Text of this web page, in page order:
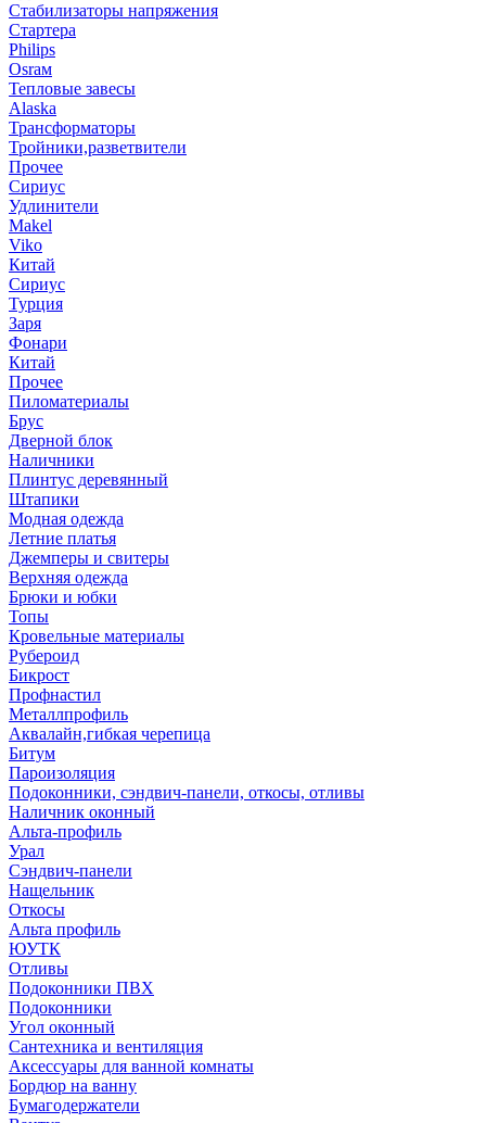
Стабилизаторы напряжения
Стартера
Philips
Оsrам
Тепловые завесы
Alaska
Трансформаторы
Тройники,разветвители
Прочее
Сириус
Удлинители
Makel
Viko
Китай
Сириус
Турция
Заря
Фонари
Китай
Прочее
Пиломатериалы
Брус
Дверной блок
Наличники
Плинтус деревянный
Штапики
Модная одежда
Летние платья
Джемперы и свитеры
Верхняя одежда
Брюки и юбки
Топы
Кровельные материалы
Рубероид
Бикрост
Профнастил
Металлпрофиль
Аквалайн,гибкая черепица
Битум
Пароизоляция
Подоконники, сэндвич-панели, откосы, отливы
Наличник оконный
Альта-профиль
Урал
Сэндвич-панели
Нащельник
Откосы
Альта профиль
ЮУТК
Отливы
Подоконники ПВХ
Подоконники
Угол оконный
Сантехника и вентиляция
Аксессуары для ванной комнаты
Бордюр на ванну
Бумагодержатели